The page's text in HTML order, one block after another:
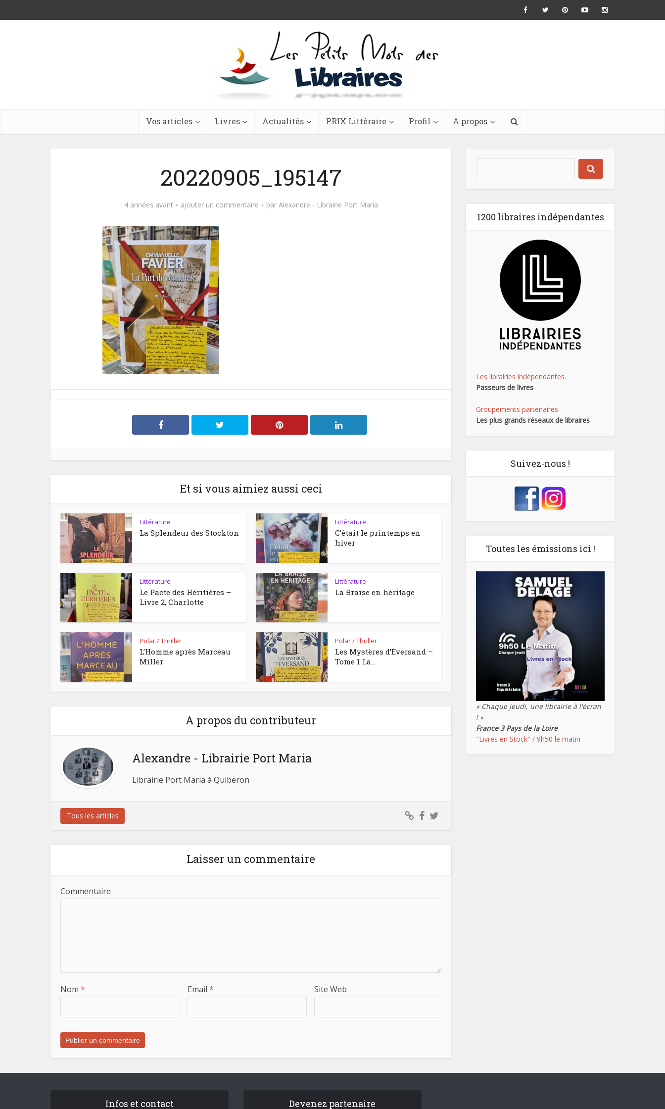
Vos articles Livres Actualités PRIX Littéraire Profil A propos
20220905_195147
4 années avant ajouter un commentaire par Alexandre - Librairie Port Maria
Et si vous aimiez aussi ceci
Littérature
La Splendeur des Stockton
Littérature
C’était le printemps en
hiver
Littérature
Le Pacte des Héritières –
Livre 2, Charlotte
Littérature
La Braise en héritage
Polar / Thriller
L’Homme après Marceau
Miller
Polar / Thriller
Les Mystères d’Eversand –
Tome 1 La...
A propos du contributeur
Alexandre - Librairie Port Maria
Librairie Port Maria à Quiberon
Tous les articles
Laisser un commentaire
Commentaire
Nom * Email * Site Web
1200 libraires indépendantes
Les librairies indépendantes.
Passeurs de livres
Groupements partenaires
Les plus grands réseaux de libraires
Suivez-nous !
Toutes les émissions ici !
« Chaque jeudi, une librairie à l'écran
! »
France 3 Pays de la Loire
"Livres en Stock" / 9h50 le matin
Infos et contact Devenez partenaire